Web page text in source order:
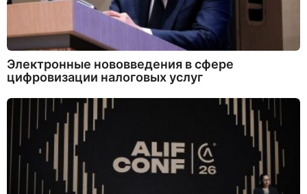
Электронные нововведения в сфере
цифровизации налоговых услуг